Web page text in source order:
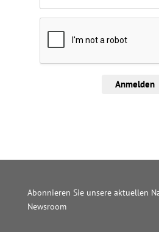
Anmelden
Abonnieren Sie unsere aktuellen
Newsroom